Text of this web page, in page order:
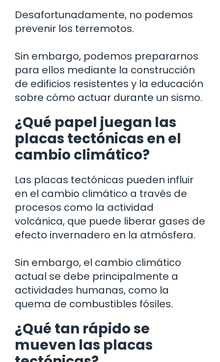
Desafortunadamente, no podemos
prevenir los terremotos.
Sin embargo, podemos prepararnos
para ellos mediante la construcción
de edificios resistentes y la educación
sobre cómo actuar durante un sismo.
¿Qué papel juegan las
placas tectónicas en el
cambio climático?
Las placas tectónicas pueden influir
en el cambio climático a través de
procesos como la actividad
volcánica, que puede liberar gases de
efecto invernadero en la atmósfera.
Sin embargo, el cambio climático
actual se debe principalmente a
actividades humanas, como la
quema de combustibles fósiles.
¿Qué tan rápido se
mueven las placas